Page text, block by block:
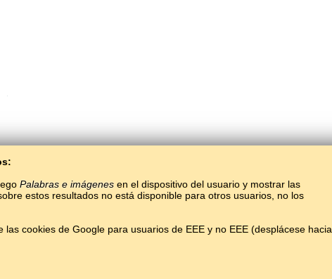
Palabras e imágenes en el dispositivo del usuario y mostrar las
estos resultados no está disponible para otros usuarios, no los
cookies de Google para usuarios de EEE y no EEE (desplácese hacia
reservados.